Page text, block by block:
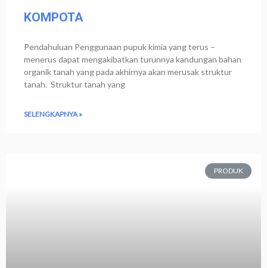
KOMPOTA
Pendahuluan Penggunaan pupuk kimia yang terus –
menerus dapat mengakibatkan turunnya kandungan bahan
organik tanah yang pada akhirnya akan merusak struktur
tanah. Struktur tanah yang
SELENGKAPNYA »
PRODUK